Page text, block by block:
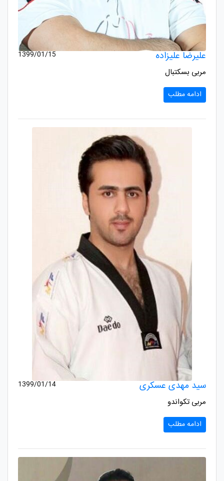
علیرضا علیزاده 1399/01/15
مربی بسکتبال
ادامه مطلب
سید مهدی عسکری 1399/01/14
مربی تکواندو
ادامه مطلب